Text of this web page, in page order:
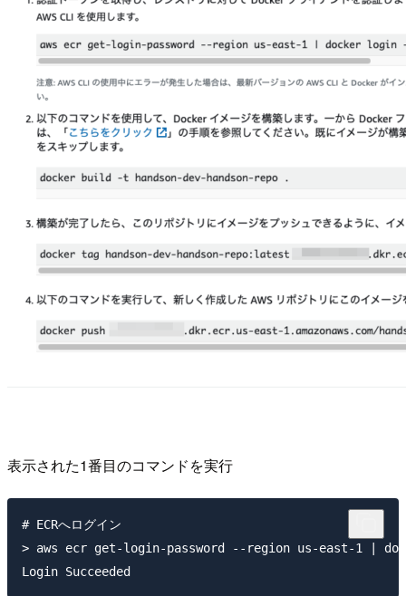
表示された1番目のコマンドを実行
# ECRへログイン
> aws ecr get-login-password --region us-east-1 |